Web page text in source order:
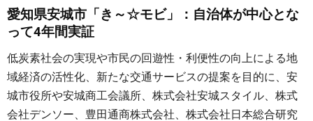
愛知県安城市「き～☆モビ」：自治体が中心とな
って4年間実証
低炭素社会の実現や市民の回遊性・利便性の向上による地
域経済の活性化、新たな交通サービスの提案を目的に、安
城市役所や安城商工会議所、株式会社安城スタイル、株式
会社デンソー、豊田通商株式会社、株式会社日本総合研究